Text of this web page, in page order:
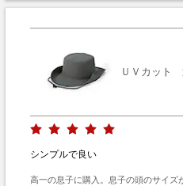
ＵＶカット
シンプルで良い
高一の息子に購入。息子の頭のサイズ